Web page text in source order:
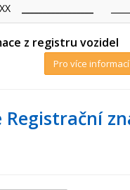
z registru vozidel
Pro více
Registrační